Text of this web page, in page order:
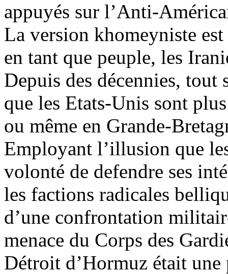
appuyés sur l’Anti-
La version khomeyniste
en tant que peuple, les
Depuis des décennies, tout
que les Etats-Unis sont
ou même en Grande-
Employant l’illusion que
volonté de defendre ses
les factions radicales
d’une confrontation
menace du Corps des
Détroit d’Hormuz était